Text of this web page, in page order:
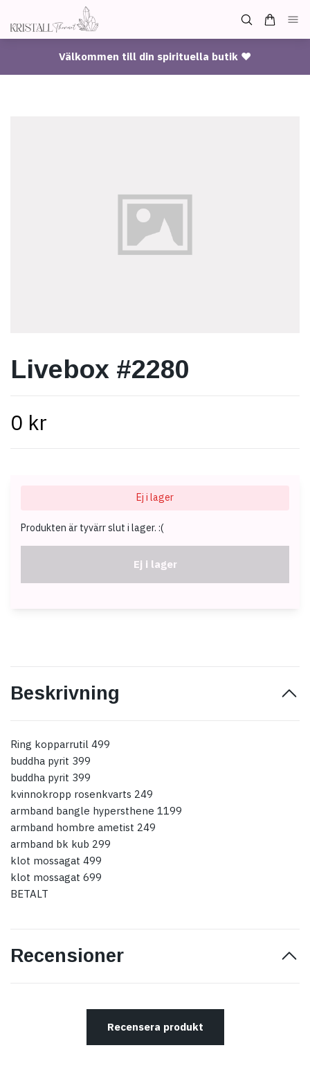
Välkommen till din spirituella butik ♥
Livebox #2280
0 kr
Ej i lager
Produkten är tyvärr slut i lager. :(
Ej i lager
Beskrivning
Ring kopparrutil 499
buddha pyrit 399
buddha pyrit 399
kvinnokropp rosenkvarts 249
armband bangle hypersthene 1199
armband hombre ametist 249
armband bk kub 299
klot mossagat 499
klot mossagat 699
BETALT
Recensioner
Recensera produkt